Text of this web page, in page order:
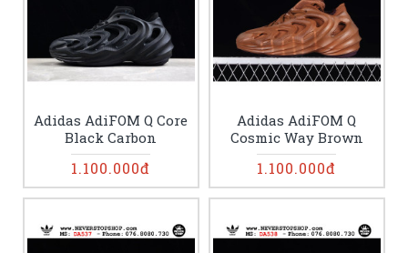
Adidas AdiFOM Q Core
Black Carbon
1.100.000đ
Adidas AdiFOM Q
Cosmic Way Brown
1.100.000đ